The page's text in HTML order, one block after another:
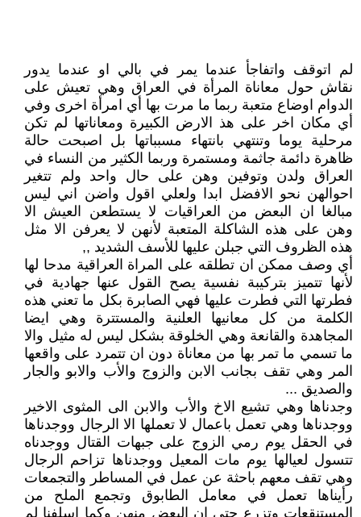
لم اتوقف واتفاجأ عندما يمر في بالي او عندما يدور
نقاش حول معاناة المرأة في العراق وهي تعيش على
الدوام اوضاع متعبة ربما ما مرت بها أي امرأة اخرى وفي
أي مكان اخر على هذ الارض الكبيرة ومعاناتها لم تكن
مرحلية يوما وتنتهي بانتهاء مسبباتها بل اصبحت حالة
ظاهرة دائمة جاثمة ومستمرة وربما الكثير من النساء في
العراق ولدن وتوفين وهن على حال واحد ولم تتغير
احوالهن نحو الافضل ابدا ولعلي اقول واضن اني ليس
مبالغا ان البعض من العراقيات لا يستطعن العيش الا
وهن على هذه الشاكلة المتعبة لأنهن لا يعرفن الا مثل
هذه الظروف التي جبلن عليها للأسف الشديد ,,
أي وصف ممكن ان تطلقه على المراة العراقية مدحا لها
لأنها تتميز بتركيبة نفسية يصح القول عنها جهادية في
فطرتها التي فطرت عليها فهي الصابرة بكل ما تعني هذه
الكلمة من كل معانيها العلنية والمستترة وهي ايضا
المجاهدة والقانعة وهي الخلوقة بشكل ليس له مثيل والا
ما تسمي ما تمر بها من معاناة دون ان تتمرد على واقعها
المر وهي تقف بجانب الابن والزوج والأب والابو والجار
والصديق ...
وجدناها وهي تشيع الاخ والأب والابن الى المثوى الاخير
ووجدناها وهي تعمل باعمال لا تعملها الا الرجال ووجدناها
في الحقل يوم رمي الزوج على جبهات القتال ووجدناه
تتسول لعيالها يوم مات المعيل ووجدناها تزاحم الرجال
وهي تقف معهم باحثة عن عمل في المساطر والتجمعات
رأيناها تعمل في معامل الطابوق وتجمع الملح من
المستنقعات وتزرع حتى ان البعض منهن وكما اسلفنا لم